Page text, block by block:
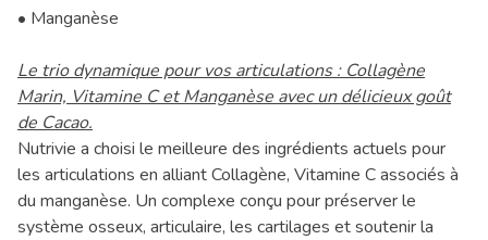
• Manganèse
Le trio dynamique pour vos articulations : Collagène
Marin, Vitamine C et Manganèse avec un délicieux goût
de Cacao.
Nutrivie a choisi le meilleure des ingrédients actuels pour
les articulations en alliant Collagène, Vitamine C associés à
du manganèse. Un complexe conçu pour préserver le
système osseux, articulaire, les cartilages et soutenir la